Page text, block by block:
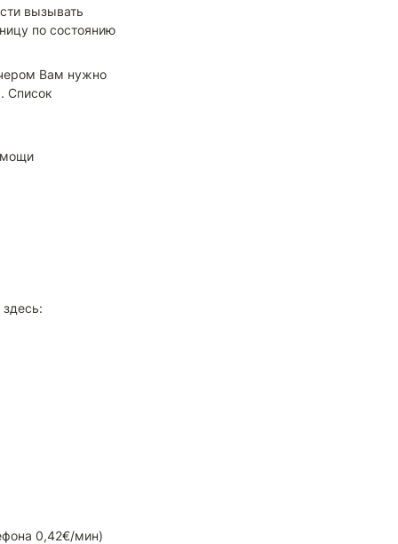
вызывать
по состоянию
Вам нужно
Список
0,42€/мин)